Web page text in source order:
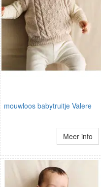
mouwloos babytruitje Valere
Meer info